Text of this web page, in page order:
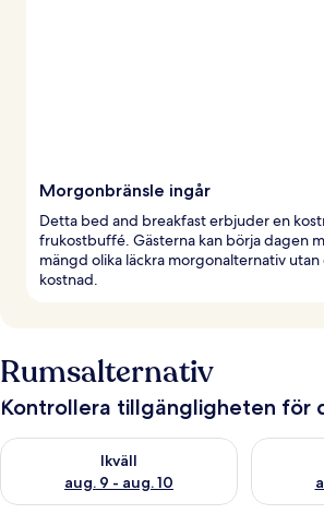
Morgonbränsle ingår
Detta bed and breakfast erbjuder en
frukostbuffé. Gästerna kan börja dagen
mängd olika läckra morgonalternativ utan
kostnad.
Rumsalternativ
Kontrollera tillgängligheten för
Ikväll
aug. 9 - aug. 10
Kontrollera tillgängligheten för ikväll aug.